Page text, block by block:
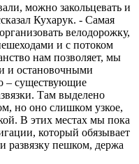
можно закольцевать и
Кухарук. - Самая
велодорожку,
и с потоком
нам позволяет, мы
и остановочными
– существующие
Там выделено
но оно слишком узкое,
В этих местах мы пока
который обязывает
развязку пешком, держа